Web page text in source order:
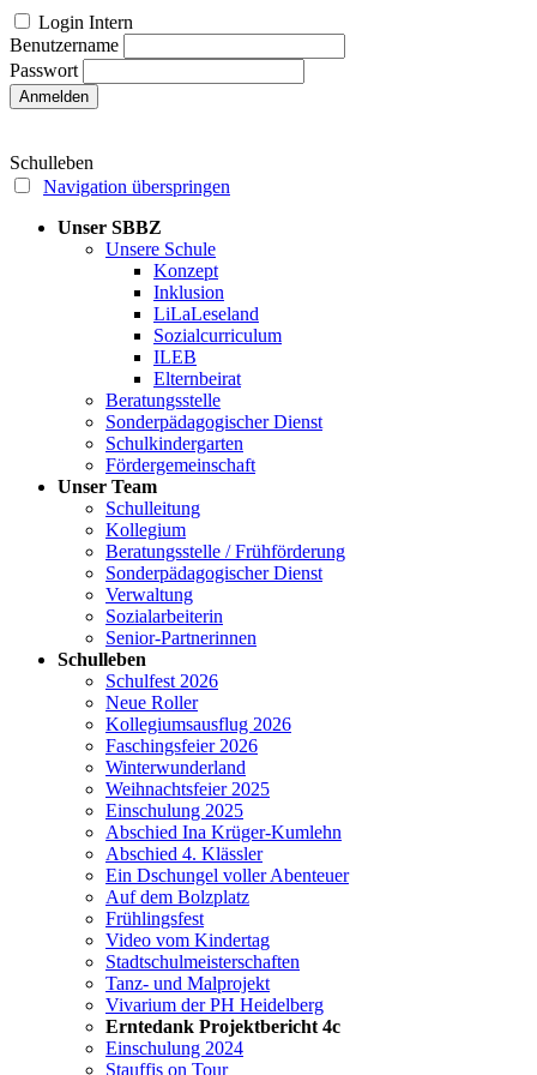
Login Intern
Benutzername
Passwort
Anmelden
Schulleben
Navigation überspringen
Unser SBBZ
Unsere Schule
Konzept
Inklusion
LiLaLeseland
Sozialcurriculum
ILEB
Elternbeirat
Beratungsstelle
Sonderpädagogischer Dienst
Schulkindergarten
Fördergemeinschaft
Unser Team
Schulleitung
Kollegium
Beratungsstelle / Frühförderung
Sonderpädagogischer Dienst
Verwaltung
Sozialarbeiterin
Senior-Partnerinnen
Schulleben
Schulfest 2026
Neue Roller
Kollegiumsausflug 2026
Faschingsfeier 2026
Winterwunderland
Weihnachtsfeier 2025
Einschulung 2025
Abschied Ina Krüger-Kumlehn
Abschied 4. Klässler
Ein Dschungel voller Abenteuer
Auf dem Bolzplatz
Frühlingsfest
Video vom Kindertag
Stadtschulmeisterschaften
Tanz- und Malprojekt
Vivarium der PH Heidelberg
Erntedank Projektbericht 4c
Einschulung 2024
Stauffis on Tour